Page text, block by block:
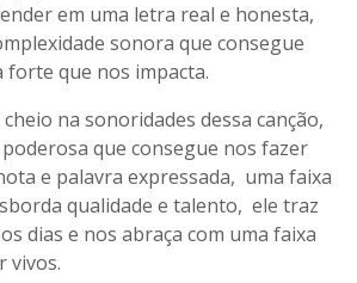
em uma letra real e honesta,
sonora que consegue
que nos impacta.
na sonoridades dessa canção,
que consegue nos fazer
e palavra expressada, uma faixa
qualidade e talento, ele traz
dias e nos abraça com uma faixa
vivos.